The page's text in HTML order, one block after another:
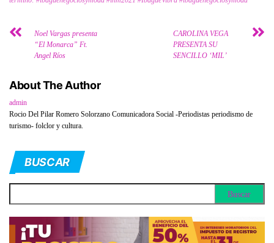
Noel Vargas presenta
“El Monarca” Ft.
Angel Ríos
CAROLINA VEGA
PRESENTA SU
SENCILLO ‘MIL’
About The Author
admin
Rocio Del Pilar Romero Solorzano Comunicadora Social -Periodistas periodismo de
turismo- folclor y cultura.
BUSCAR